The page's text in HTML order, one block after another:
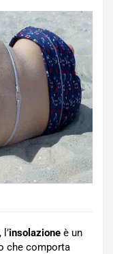
, l’insolazione è un
che comporta